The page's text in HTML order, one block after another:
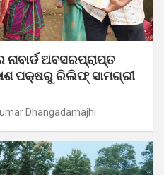
ଅବସରପ୍ରାପ୍ତ
ପକ୍ଷରୁ ରିଲିଫ୍ ସାମଗ୍ରୀ
Dhangadamajhi